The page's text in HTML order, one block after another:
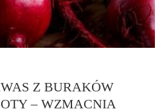
Z BURAKÓW
– WZMACNIA